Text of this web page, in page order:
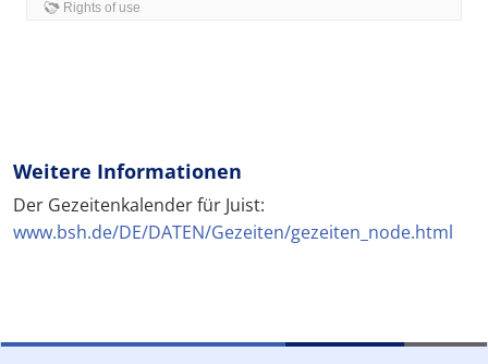
Weitere Informationen
Der Gezeitenkalender für Juist:
www.bsh.de/DE/DATEN/Gezeiten/gezeiten_node.html